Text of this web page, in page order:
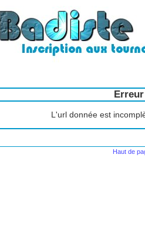
Erreur
L'url donnée est
Haut de